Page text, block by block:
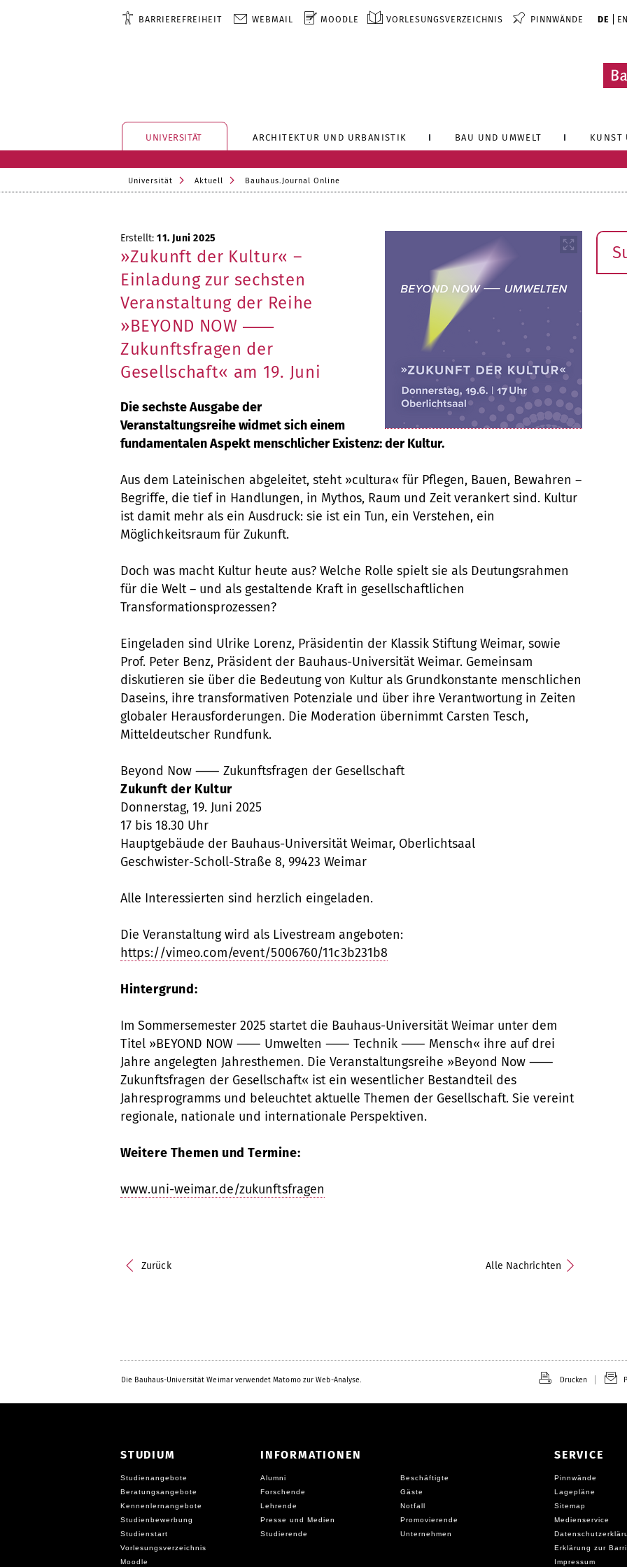
BARRIEREFREIHEIT WEBMAIL MOODLE VORLESUNGSVERZEICHNIS PINNWÄNDE DE EN
UNIVERSITÄT ARCHITEKTUR UND URBANISTIK BAU UND UMWELT KUNST
Universität Aktuell Bauhaus.Journal Online
Erstellt: 11. Juni 2025
»Zukunft der Kultur« –
Einladung zur sechsten
Veranstaltung der Reihe
»BEYOND NOW ⸺
Zukunftsfragen der
Gesellschaft« am 19. Juni
Die sechste Ausgabe der
Veranstaltungsreihe widmet sich einem
fundamentalen Aspekt menschlicher Existenz: der Kultur.
Aus dem Lateinischen abgeleitet, steht »cultura« für Pflegen, Bauen, Bewahren –
Begriffe, die tief in Handlungen, in Mythos, Raum und Zeit verankert sind. Kultur
ist damit mehr als ein Ausdruck: sie ist ein Tun, ein Verstehen, ein
Möglichkeitsraum für Zukunft.
Doch was macht Kultur heute aus? Welche Rolle spielt sie als Deutungsrahmen
für die Welt – und als gestaltende Kraft in gesellschaftlichen
Transformationsprozessen?
Eingeladen sind Ulrike Lorenz, Präsidentin der Klassik Stiftung Weimar, sowie
Prof. Peter Benz, Präsident der Bauhaus-Universität Weimar. Gemeinsam
diskutieren sie über die Bedeutung von Kultur als Grundkonstante menschlichen
Daseins, ihre transformativen Potenziale und über ihre Verantwortung in Zeiten
globaler Herausforderungen. Die Moderation übernimmt Carsten Tesch,
Mitteldeutscher Rundfunk.
Beyond Now ⸺ Zukunftsfragen der Gesellschaft
Zukunft der Kultur
Donnerstag, 19. Juni 2025
17 bis 18.30 Uhr
Hauptgebäude der Bauhaus-Universität Weimar, Oberlichtsaal
Geschwister-Scholl-Straße 8, 99423 Weimar
Alle Interessierten sind herzlich eingeladen.
Die Veranstaltung wird als Livestream angeboten:
https://vimeo.com/event/5006760/11c3b231b8
Hintergrund:
Im Sommersemester 2025 startet die Bauhaus-Universität Weimar unter dem
Titel »BEYOND NOW ⸺ Umwelten ⸺ Technik ⸺ Mensch« ihre auf drei
Jahre angelegten Jahresthemen. Die Veranstaltungsreihe »Beyond Now ⸺
Zukunftsfragen der Gesellschaft« ist ein wesentlicher Bestandteil des
Jahresprogramms und beleuchtet aktuelle Themen der Gesellschaft. Sie vereint
regionale, nationale und internationale Perspektiven.
Weitere Themen und Termine:
www.uni-weimar.de/zukunftsfragen
Zurück Alle Nachrichten
Suche
Die Bauhaus-Universität Weimar verwendet Matomo zur Web-Analyse. Drucken
STUDIUM
Studienangebote
Beratungsangebote
Kennenlernangebote
Studienbewerbung
Studienstart
Vorlesungsverzeichnis
Moodle
INFORMATIONEN
Alumni
Beschäftigte
Forschende
Gäste
Lehrende
Notfall
Presse und Medien
Promovierende
Studierende
Unternehmen
SERVICE
Pinnwände
Lagepläne
Sitemap
Medienservice
Erklärung zur
Impressum